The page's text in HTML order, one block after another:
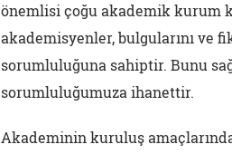
önemlisi çoğu akademik kurum
akademisyenler, bulgularını ve
sorumluluğuna sahiptir. Bunu
sorumluluğumuza ihanettir.
Akademinin kuruluş